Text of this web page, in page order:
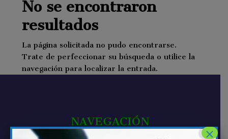
No se encontraron
resultados
La página solicitada no pudo encontrarse.
Trate de perfeccionar su búsqueda o utilice la
navegación para localizar la entrada.
NAVEGACIÓN
×